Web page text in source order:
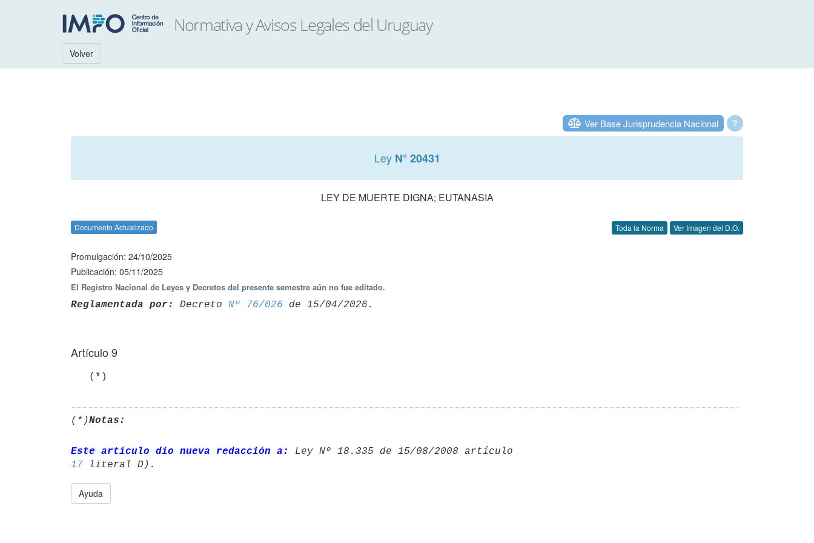
Volver
?
Ver Base Jurisprudencia Nacional
Ley N° 20431
LEY DE MUERTE DIGNA; EUTANASIA
Documento Actualizado Toda la Norma Ver Imagen del D.O.
Promulgación: 24/10/2025
Publicación: 05/11/2025
El Registro Nacional de Leyes y Decretos del presente semestre aún no fue editado.
Reglamentada por: Decreto Nº 76/026
Artículo 9
   (*)
(*)Notas:
Este artículo dio nueva redacción a:
17
Ayuda